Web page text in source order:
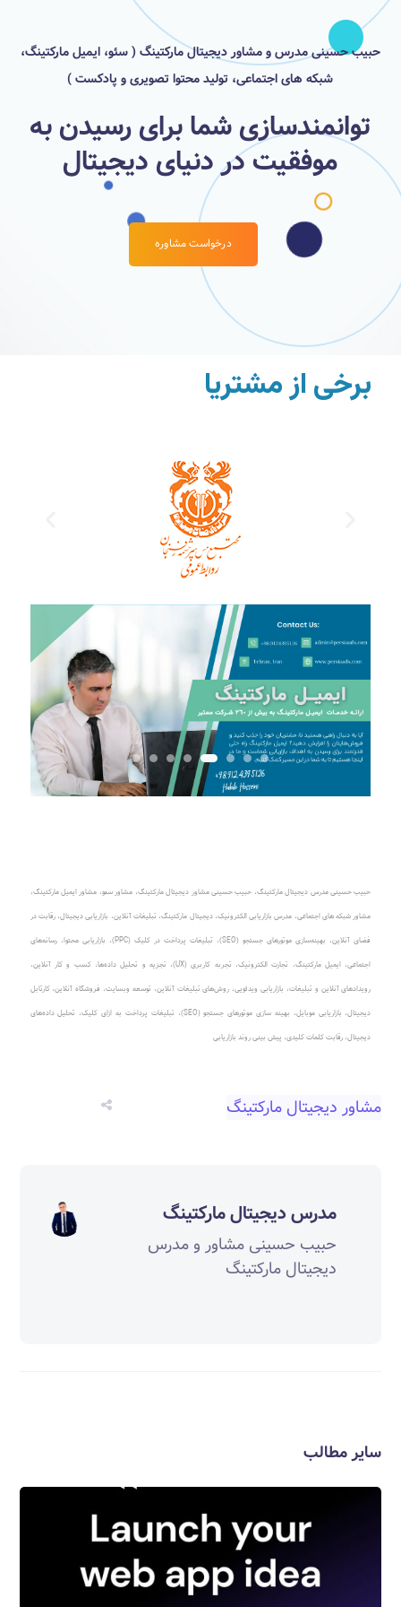
حبیب حسینی مدرس و مشاور دیجیتال مارکتینگ ( سئو، ایمیل مارکتینگ،
شبکه های اجتماعی، تولید محتوا تصویری و پادکست )
توانمندسازی شما برای رسیدن به
موفقیت در دنیای دیجیتال
درخواست مشاوره
برخی از مشتریان خدم
حبیب حسینی مدرس دیجیتال مارکتینگ، حبیب حسینی مشاور دیجیتال مارکتینگ، مشاور سئو، مشاور ایمیل مارکتینگ،
مشاور شبکه های اجتماعی، مدرس بازاریابی الکترونیک،دیجیتال مارکتینگ، تبلیغات آنلاین، بازاریابی دیجیتال، رقابت در
فضای آنلاین، بهینه‌سازی موتورهای جستجو (SEO) ، تبلیغات پرداخت در کلیک (PPC) ، بازاریابی محتوا، رسانه‌های
اجتماعی، ایمیل مارکتینگ، تجارت الکترونیک، تجربه کاربری (UX)، تجزیه و تحلیل داده‌ها، کسب و کار آنلاین،
رویدادهای آنلاین و تبلیغات، بازاریابی ویدئویی، روش‌های تبلیغات آنلاین، توسعه وبسایت، فروشگاه آنلاین، کارتابل
دیجیتال، بازاریابی موبایل، بهینه سازی موتورهای جستجو (SEO)، تبلیغات پرداخت به ازای کلیک، تحلیل داده‌های
دیجیتال، رقابت کلمات کلیدی، پیش بینی روند بازاریابی
مشاور دیجیتال مارکتینگ
مدرس دیجیتال مارکتینگ
حبیب حسینی مشاور و مدرس
دیجیتال مارکتینگ
سایر مطالب